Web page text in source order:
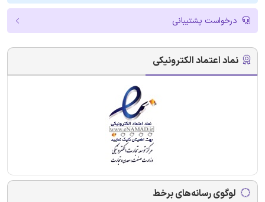
درخواست پشتیبانی
نماد اعتماد الکترونیکی
لوگوی رسانه‌های برخط